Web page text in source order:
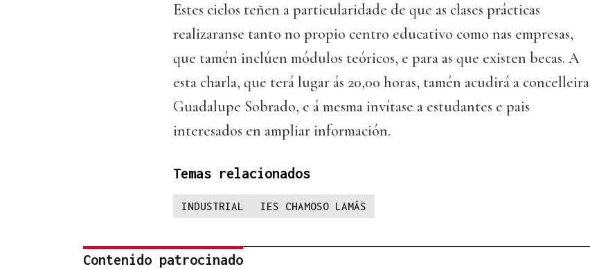
Estes ciclos teñen a particularidade de que as clases prácticas
realizaranse tanto no propio centro educativo como nas empresas,
que tamén inclúen módulos teóricos, e para as que existen becas. A
esta charla, que terá lugar ás 20,00 horas, tamén acudirá a concelleira
Guadalupe Sobrado, e á mesma invítase a estudantes e pais
interesados en ampliar información.
Temas relacionados
INDUSTRIAL IES CHAMOSO LAMÁS
Contenido patrocinado